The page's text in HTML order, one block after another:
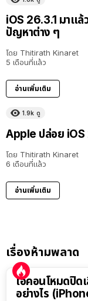
iOS 26.3.1 มาแ
ปัญหาต่าง ๆ
โดย Thitirath Kinaret
5 เดือนที่แล้ว
อ่านเพิ่มเติม
1.9k ดู
Apple ปล่อย iOS
โดย Thitirath Kinaret
6 เดือนที่แล้ว
อ่านเพิ่มเติม
เรื่องห้ามพลาด
ไอคอนโหมดปิด
อย่างไร